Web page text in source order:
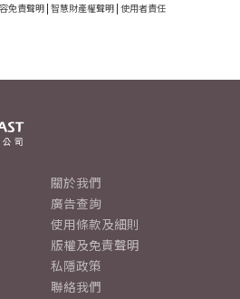
免責聲明 | 智慧財產權聲明 | 使用者責任
關於我們
廣告查詢
使用條款及細則
版權及免責聲明
私隱政策
聯絡我們